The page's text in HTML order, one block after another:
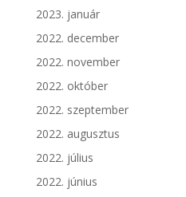
2023. január
2022. december
2022. november
2022. október
2022. szeptember
2022. augusztus
2022. július
2022. június